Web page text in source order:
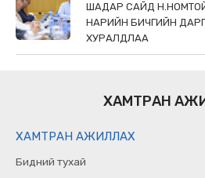
ШАДАР САЙД
НАРИЙН БИЧГИЙН
ХУРАЛДЛАА
ХАМТРАН
ХАМТРАН АЖИЛЛАХ
Бидний тухай